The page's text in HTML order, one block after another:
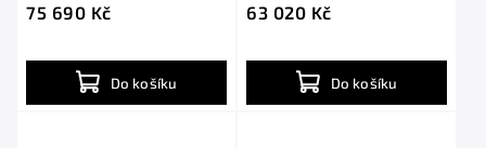
75 690 Kč
Do košíku
63 020 Kč
Do košíku